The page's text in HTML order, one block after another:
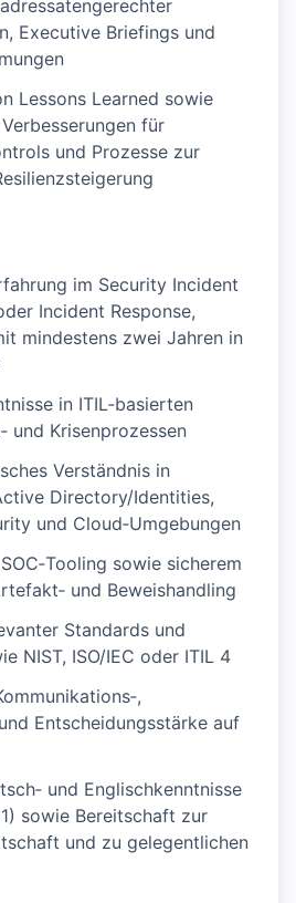
Executive Briefings und
Lessons Learned sowie
für
und Prozesse zur
im Security Incident
Incident Response,
mindestens zwei Jahren in
in ITIL‑basierten
und Krisenprozessen
Verständnis in
Directory/Identities,
und Cloud‑Umgebungen
sowie sicherem
und Beweishandling
Standards und
NIST, ISO/IEC oder ITIL 4
Entscheidungsstärke auf
und Englischkenntnisse
sowie Bereitschaft zur
und zu gelegentlichen